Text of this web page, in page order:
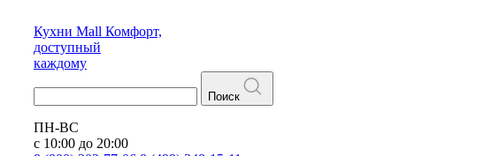
Кухни Mall Комфорт,
доступный
каждому
Поиск
ПН-ВС
с 10:00 до 20:00